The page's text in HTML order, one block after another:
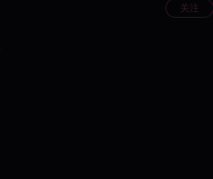
关注